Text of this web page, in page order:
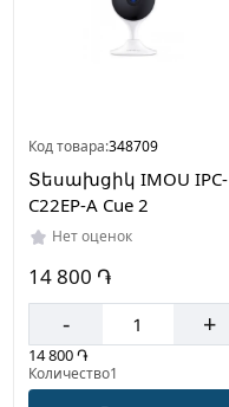
Код товара:348709
Տեսախցիկ IMOU IPC-
C22EP-A Cue 2
Нет оценок
14 800 ֏
- +
14 800 ֏
Количество1